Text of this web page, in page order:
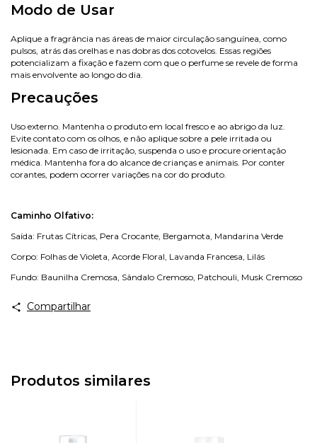
Modo de Usar
Aplique a fragrância nas áreas de maior circulação sanguínea, como
pulsos, atrás das orelhas e nas dobras dos cotovelos. Essas regiões
potencializam a fixação e fazem com que o perfume se revele de forma
mais envolvente ao longo do dia.
Precauções
Uso externo. Mantenha o produto em local fresco e ao abrigo da luz.
Evite contato com os olhos, e não aplique sobre a pele irritada ou
lesionada. Em caso de irritação, suspenda o uso e procure orientação
médica. Mantenha fora do alcance de crianças e animais. Por conter
corantes, podem ocorrer variações na cor do produto.
Caminho Olfativo:
Saída: Frutas Cítricas, Pera Crocante, Bergamota, Mandarina Verde
Corpo: Folhas de Violeta, Acorde Floral, Lavanda Francesa, Lilás
Fundo: Baunilha Cremosa, Sândalo Cremoso, Patchouli, Musk Cremoso
Compartilhar
Produtos similares